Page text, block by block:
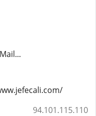
94.101.115.110